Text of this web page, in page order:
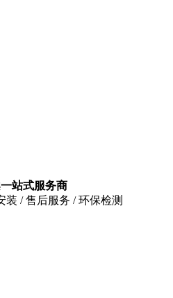
站式服务商
装 / 售后服务 / 环保检测